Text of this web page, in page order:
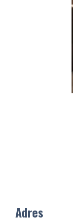
Adres